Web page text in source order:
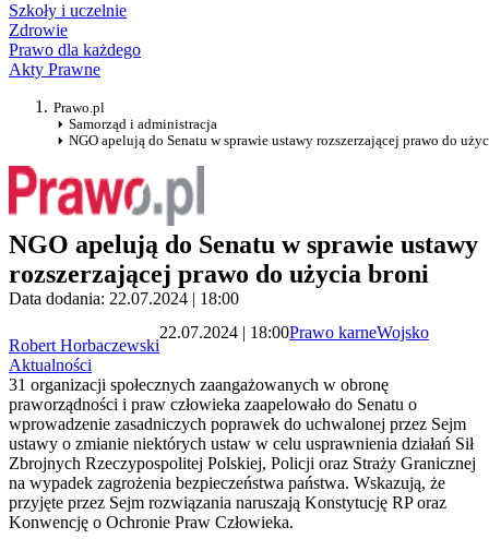
Szkoły i uczelnie
Zdrowie
Prawo dla każdego
Akty Prawne
Prawo.pl
Samorząd i administracja
NGO apelują do Senatu w sprawie ustawy rozszerzającej prawo do
NGO apelują do Senatu w sprawie ustawy
rozszerzającej prawo do użycia broni
Data dodania: 22.07.2024 | 18:00
Robert Horbaczewski
22.07.2024 | 18:00Prawo karneWojsko
Aktualności
31 organizacji społecznych zaangażowanych w obronę
praworządności i praw człowieka zaapelowało do Senatu o
wprowadzenie zasadniczych poprawek do uchwalonej przez Sejm
ustawy o zmianie niektórych ustaw w celu usprawnienia działań Sił
Zbrojnych Rzeczypospolitej Polskiej, Policji oraz Straży Granicznej
na wypadek zagrożenia bezpieczeństwa państwa. Wskazują, że
przyjęte przez Sejm rozwiązania naruszają Konstytucję RP oraz
Konwencję o Ochronie Praw Człowieka.